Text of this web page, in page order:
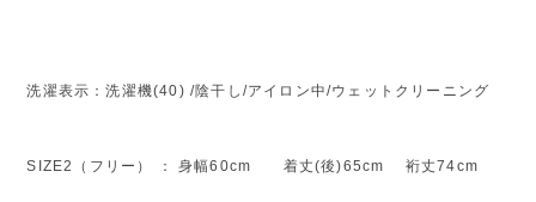
洗濯表示：洗濯機(40) /陰干し/アイロン中/ウェットクリーニング
SIZE2（フリー） ： 身幅60cm 着丈(後)65cm 裄丈74cm